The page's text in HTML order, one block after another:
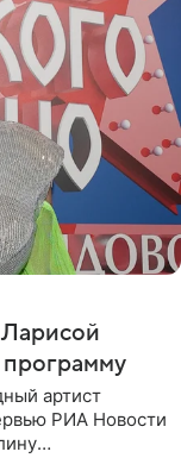
Ларисой
артист
РИА Новости